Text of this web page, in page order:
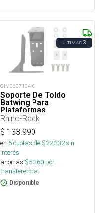
ÚLTIMAS3
GIM0607104-C
Soporte De Toldo
Batwing Para
Plataformas
Tracklander
Rhino-Rack
$ 133.990
en 6cuotas de $22.332sin
interés
ahorras $5.360 por
transferencia.
Disponible